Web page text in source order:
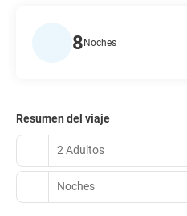
8Noches
Resumen del viaje
2 Adultos
Noches